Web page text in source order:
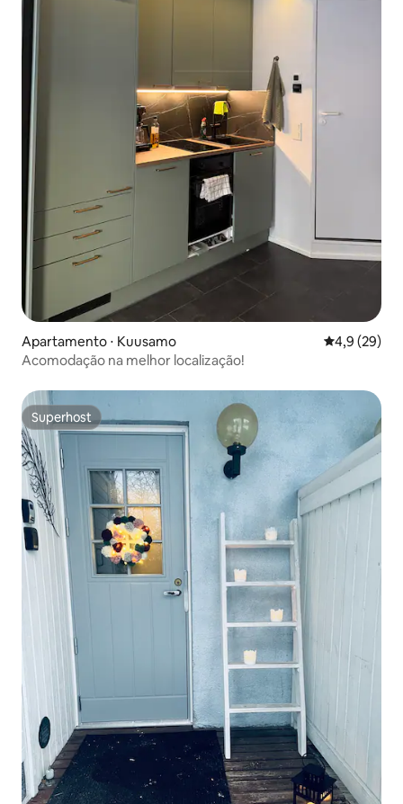
Apartamento ⋅ Kuusamo 4,9 de uma
4,9 (29)
Acomodação na melhor localização!
Superhost
Superhost